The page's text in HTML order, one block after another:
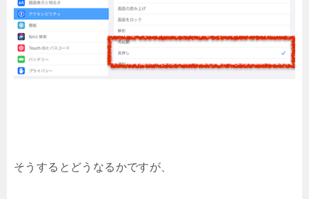
そうするとどうなるかですが、